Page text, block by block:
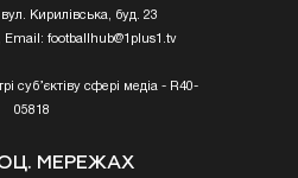
Кирилівська, буд. 23
Email: footballhub@1plus1.tv
суб’єктіву сфері медіа - R40-
05818
МЕРЕЖАХ